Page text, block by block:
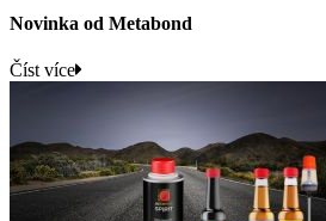
Novinka od Metabond
Číst více